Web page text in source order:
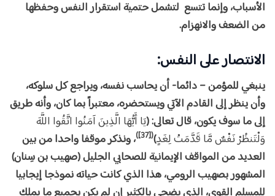
الأسباب، وإنما تتسع لتشمل حتمية استقرار النفس وحفظها
من الضعف والانهزام.
الانتصار على النفس:
ينبغي للمؤمن – دائما- أن يحاسب نفسه، ويراجع كل سلوكه،
وأن ينظر إلى القادم الآتي ويستحضره، معتبراً بما كان، وأنه طريق
إلى ما سوف يكون، قال تعالى: (يَا أَيُّهَا الَّذِينَ آمَنُوا اتَّقُوا اللَّهَ
وَلْتَنظُرْ نَفْسٌ مَّا قَدَّمَتْ لِغَدٍ)
([37])
، ونذكر موقفا واحدا من بين
العديد من المواقف الإيمانية للصحابي الجليل (صهيب بن سِنان)
المشهور بصهيب الرومي، هذا الذي كانت حياته نموذجا إيجابيا